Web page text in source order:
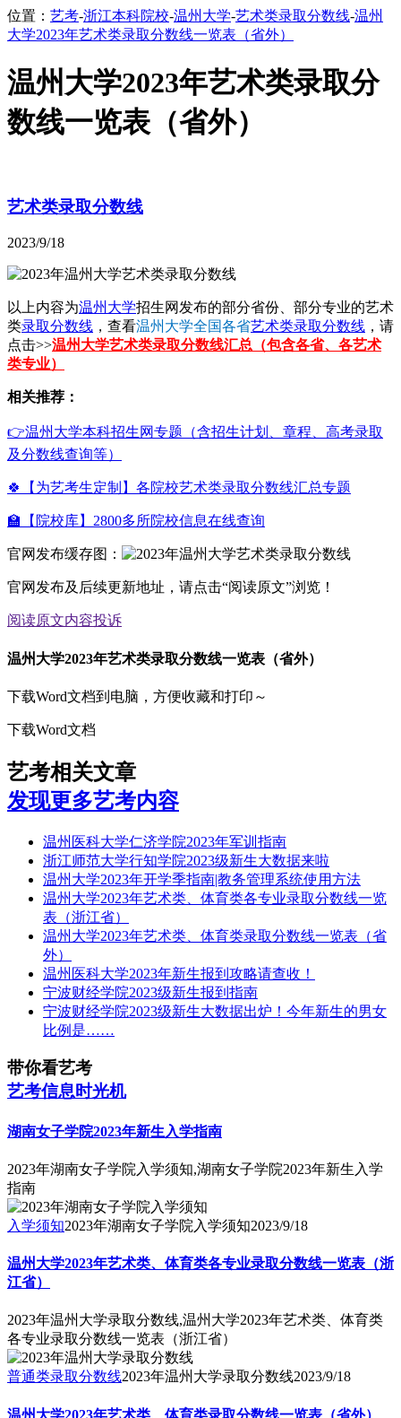
位置： 艺考-浙江本科院校-温州大学-艺术类录取分数线-温州
大学2023年艺术类录取分数线一览表（省外）
温州大学2023年艺术类录取分
数线一览表（省外）
艺术类录取分数线
2023/9/18
以上内容为温州大学招生网发布的部分省份、部分专业的艺术
类录取分数线 ，查看温州大学全国各省艺术类录取分数线 ，请
点击>>温州大学艺术类录取分数线汇总（包含各省、各艺术
类专业）
相关推荐：
👉温州大学本科招生网专题（含招生计划、章程、高考录取
及分数线查询等）
🍀【为艺考生定制】各院校艺术类录取分数线汇总专题
🏫【院校库】2800多所院校信息在线查询
官网发布缓存图：
官网发布及后续更新地址，请点击“阅读原文”浏览！
阅读原文内容投诉
温州大学2023年艺术类录取分数线一览表（省外）
下载Word文档到电脑，方便收藏和打印～
下载Word文档
艺考相关文章
发现更多艺考内容
温州医科大学仁济学院2023年军训指南
浙江师范大学行知学院2023级新生大数据来啦
温州大学2023年开学季指南|教务管理系统使用方法
温州大学2023年艺术类、体育类各专业录取分数线一览
表（浙江省）
温州大学2023年艺术类、体育类录取分数线一览表（省
外）
温州医科大学2023年新生报到攻略请查收！
宁波财经学院2023级新生报到指南
宁波财经学院2023级新生大数据出炉！今年新生的男女
比例是……
带你看艺考
艺考信息时光机
湖南女子学院2023年新生入学指南
2023年湖南女子学院入学须知,湖南女子学院2023年新生入学
指南
入学须知2023年湖南女子学院入学须知2023/9/18
温州大学2023年艺术类、体育类各专业录取分数线一览表（浙
江省）
2023年温州大学录取分数线,温州大学2023年艺术类、体育类
各专业录取分数线一览表（浙江省）
普通类录取分数线2023年温州大学录取分数线2023/9/18
温州大学2023年艺术类、体育类录取分数线一览表（省外）